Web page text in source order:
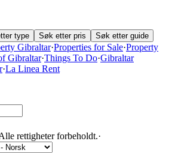
type Søk etter pris Søk etter guide
Gibraltar·Properties for Sale·Property
Gibraltar·Things To Do·Gibraltar
·La Linea Rent
rettigheter forbeholdt.·